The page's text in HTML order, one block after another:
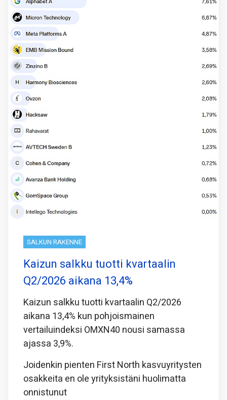
SALKUN RAKENNE
Kaizun salkku tuotti kvartaalin
Q2/2026 aikana 13,4%
Kaizun salkku tuotti kvartaalin Q2/2026
aikana 13,4% kun pohjoismainen
vertailuindeksi OMXN40 nousi samassa
ajassa 3,9%.
Joidenkin pienten First North kasvuyritysten
osakkeita en ole yrityksistäni huolimatta
onnistunut